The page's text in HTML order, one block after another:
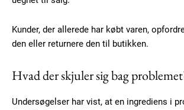
Kunder, der allerede har købt varen,
den eller returnere den til butikken.
Hvad der skjuler sig bag
Undersøgelser har vist, at en ingrediens i